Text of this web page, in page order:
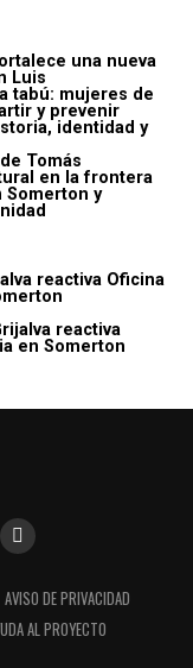
una nueva
Luis
tabú: mujeres de
y prevenir
identidad y
Tomás
en la frontera
Somerton y
reactiva Oficina
reactiva
en Somerton
AVISO DE PRIVACIDAD
AL PROYECTO